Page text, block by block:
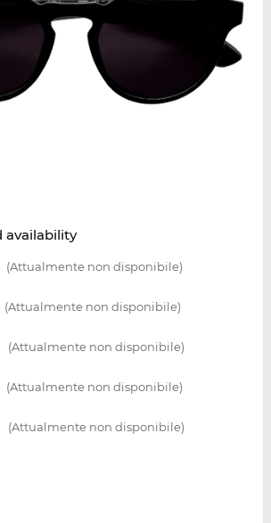
availability
(Attualmente non disponibile)
(Attualmente non disponibile)
(Attualmente non disponibile)
(Attualmente non disponibile)
(Attualmente non disponibile)